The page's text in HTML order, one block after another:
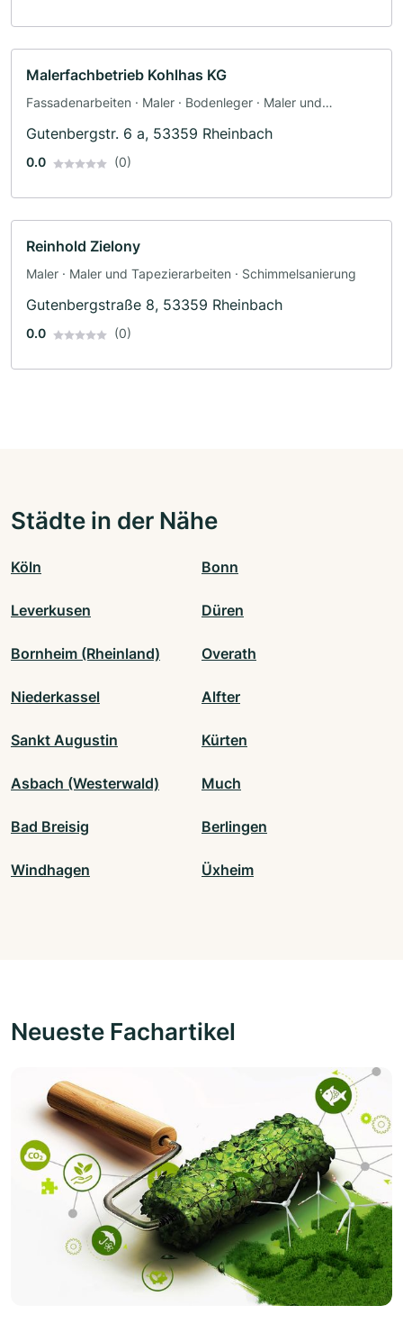
Malerfachbetrieb Kohlhas KG
Fassadenarbeiten · Maler · Bodenleger · Maler und
Gutenbergstr. 6 a, 53359 Rheinbach
0.0 (0)
Reinhold Zielony
Maler · Maler und Tapezierarbeiten · Schimmelsanierung
Gutenbergstraße 8, 53359 Rheinbach
0.0 (0)
Städte in der Nähe
Köln Bonn
Leverkusen Düren
Bornheim (Rheinland) Overath
Niederkassel Alfter
Sankt Augustin Kürten
Asbach (Westerwald) Much
Bad Breisig Berlingen
Windhagen Üxheim
Neueste Fachartikel